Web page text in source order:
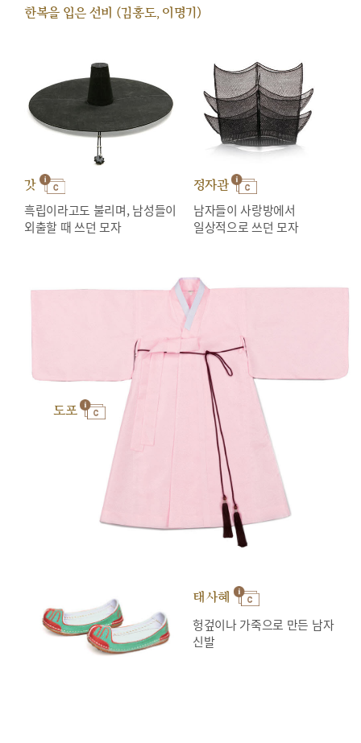
한복을 입은 선비 (김홍도, 이명기)
갓
흑립이라고도 불리며, 남성들이
외출할 때 쓰던 모자
정자관
남자들이 사랑방에서
일상적으로 쓰던 모자
도포
태사혜
헝겊이나 가죽으로 만든 남자
신발